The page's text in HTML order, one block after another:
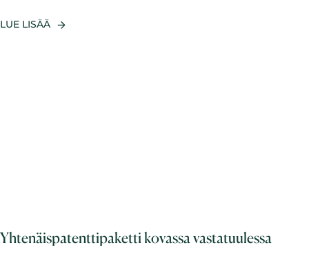
LUE LISÄÄ
Yhtenäispatenttipaketti kovassa vastatuulessa